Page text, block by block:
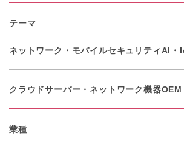
テーマ
ネットワーク・モバイルセキュリティAI・
クラウドサーバー・ネットワーク機器OEM
業種